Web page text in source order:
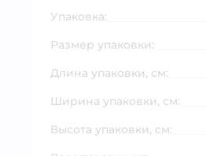
Упаковка:
Размер упаковки:
Длина упаковки, см:
Ширина упаковки, см:
Высота упаковки, см: